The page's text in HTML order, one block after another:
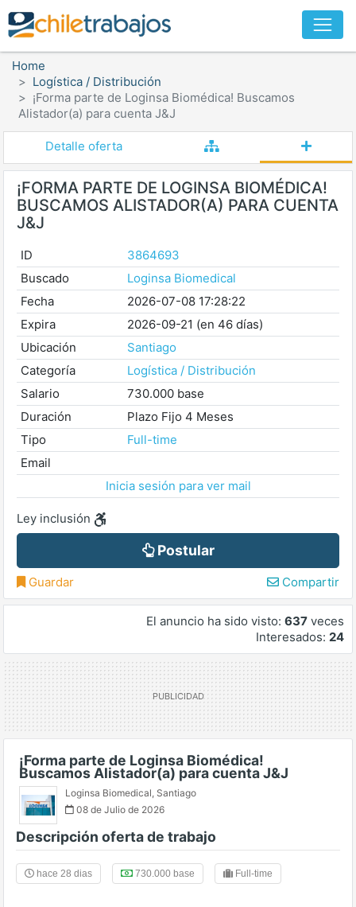
Home
Logística / Distribución
¡Forma parte de Loginsa Biomédica! Buscamos
Alistador(a) para cuenta J&J
Detalle oferta
¡FORMA PARTE DE LOGINSA BIOMÉDICA!
BUSCAMOS ALISTADOR(A) PARA CUENTA
J&J
ID
3864693
Buscado
Loginsa Biomedical
Fecha
2026-07-08 17:28:22
Expira
2026-09-21 (en 46 días)
Ubicación
Santiago
Categoría
Logística / Distribución
Salario
730.000 base
Duración
Plazo Fijo 4 Meses
Tipo
Full-time
Email
Inicia sesión para ver mail
Ley inclusión
Postular
Guardar Compartir
El anuncio ha sido visto: 637 veces
Interesados: 24
¡Forma parte de Loginsa Biomédica!
Buscamos Alistador(a) para cuenta J&J
Loginsa Biomedical, Santiago
08 de Julio de 2026
Descripción oferta de trabajo
hace 28 dias 730.000 base Full-time